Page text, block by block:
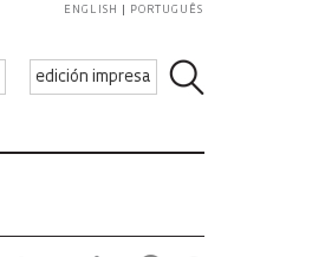
edición impresa
ENGLISH PORTUGUÊS